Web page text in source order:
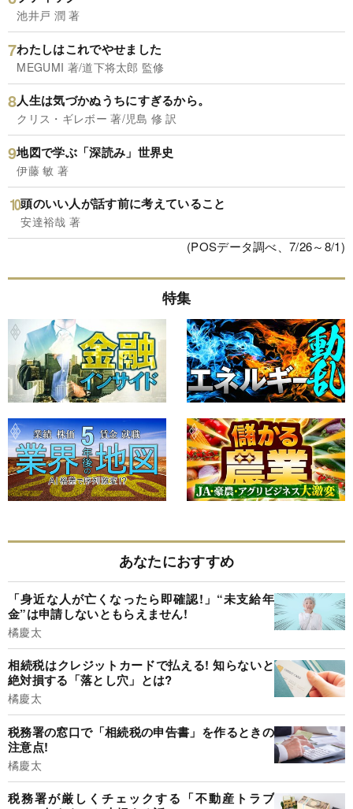
池井戸 潤 著
わたしはこれでやせました
MEGUMI 著/道下将太郎 監修
人生は気づかぬうちにすぎるから。
クリス・ギレボー 著/児島 修 訳
地図で学ぶ「深読み」世界史
伊藤 敏 著
頭のいい人が話す前に考えていること
安達裕哉 著
(POSデータ調べ、7/26～8/1)
特集
あなたにおすすめ
「身近な人が亡くなったら即確認!」“未支給年
金”は申請しないともらえません!
橘慶太
相続税はクレジットカードで払える! 知らないと
絶対損する「落とし穴」とは?
橘慶太
税務署の窓口で「相続税の申告書」を作るときの
注意点!
橘慶太
税務署が厳しくチェックする「不動産トラブ